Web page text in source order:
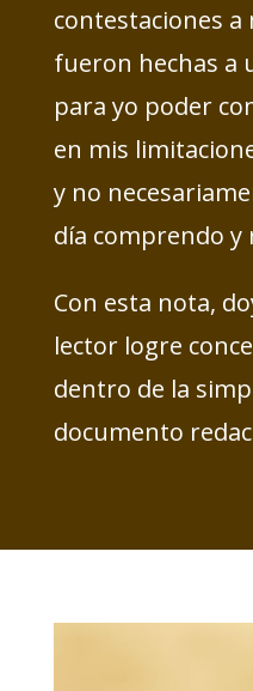
contestaciones
fueron hechas a
para yo poder
en mis
y no
día comprendo y
Con esta nota,
lector logre
dentro de la
documento